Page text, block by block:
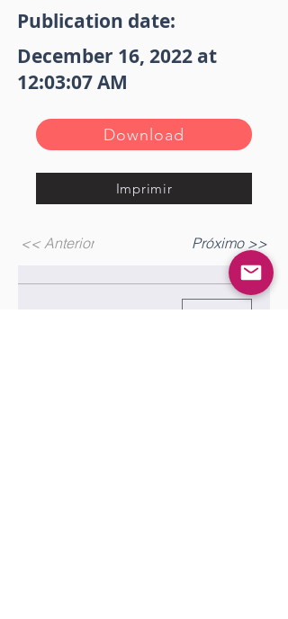
Publication date:
December 16, 2022 at
12:03:07 AM
Download
Imprimir
<< Anterior Próximo >>